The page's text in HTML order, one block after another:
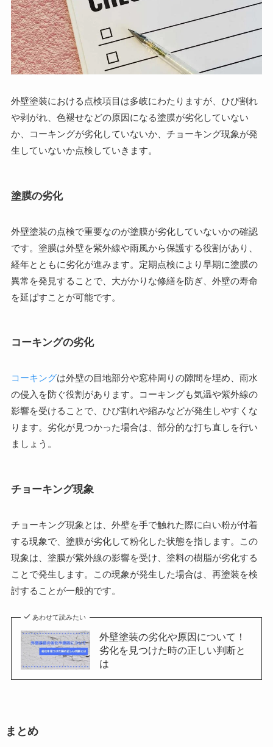
外壁塗装における点検項目は多岐にわたりますが、ひび割れ
や剥がれ、色褪せなどの原因になる塗膜が劣化していない
か、コーキングが劣化していないか、チョーキング現象が発
生していないか点検していきます。
塗膜の劣化
外壁塗装の点検で重要なのが塗膜が劣化していないかの確認
です。塗膜は外壁を紫外線や雨風から保護する役割があり、
経年とともに劣化が進みます。定期点検により早期に塗膜の
異常を発見することで、大がかりな修繕を防ぎ、外壁の寿命
を延ばすことが可能です。
コーキングの劣化
コーキングは外壁の目地部分や窓枠周りの隙間を埋め、雨水
の侵入を防ぐ役割があります。コーキングも気温や紫外線の
影響を受けることで、ひび割れや縮みなどが発生しやすくな
ります。劣化が見つかった場合は、部分的な打ち直しを行い
ましょう。
チョーキング現象
チョーキング現象とは、外壁を手で触れた際に白い粉が付着
する現象で、塗膜が劣化して粉化した状態を指します。この
現象は、塗膜が紫外線の影響を受け、塗料の樹脂が劣化する
ことで発生します。この現象が発生した場合は、再塗装を検
討することが一般的です。
あわせて読みたい
外壁塗装の劣化や原因について！
劣化を見つけた時の正しい判断と
は
まとめ